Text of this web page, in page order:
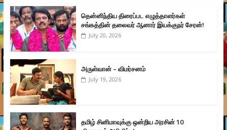
தென்னிந்திய திரைப்பட எழுத்தாளர்கள்
சங்கத்தின் தலைவர் ஆனார் இயக்குநர் சேரன்!
July 20, 2026
அருள்வான் – விமர்சனம்
July 19, 2026
தமிழ் சினிமாவுக்கு ஒன்றிய அரசின் 10